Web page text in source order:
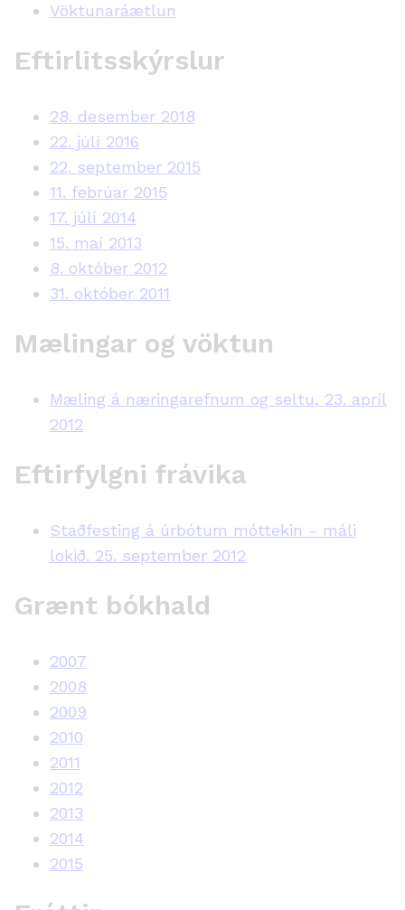
Vöktunaráætlun
Eftirlitsskýrslur
28. desember 2018
22. júlí 2016
22. september 2015
11. febrúar 2015
17. júlí 2014
15. maí 2013
8. október 2012
31. október 2011
Mælingar og vöktun
Mæling á næringarefnum og seltu, 23. apríl
2012
Eftirfylgni frávika
Staðfesting á úrbótum móttekin - máli
lokið. 25. september 2012
Grænt bókhald
2007
2008
2009
2010
2011
2012
2013
2014
2015